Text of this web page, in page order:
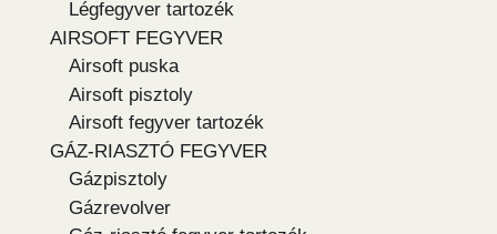
Légfegyver tartozék
AIRSOFT FEGYVER
Airsoft puska
Airsoft pisztoly
Airsoft fegyver tartozék
GÁZ-RIASZTÓ FEGYVER
Gázpisztoly
Gázrevolver